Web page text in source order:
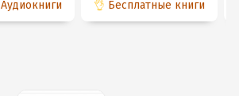
Аудиокниги 👌 Бесплатные книги